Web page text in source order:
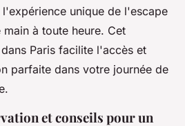
unique de l'escape
à toute heure. Cet
Paris facilite l'accès et
parfaite dans votre journée de
et conseils pour un